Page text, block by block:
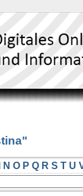
N O P Q R S T U